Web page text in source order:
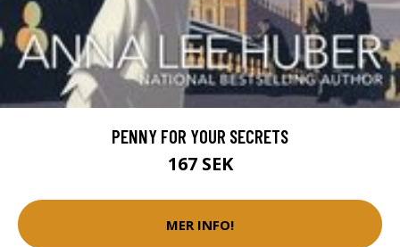
PENNY FOR YOUR SECRETS
167 SEK
MER INFO!